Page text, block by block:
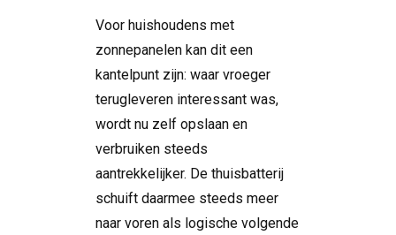
Voor huishoudens met
zonnepanelen kan dit een
kantelpunt zijn: waar vroeger
terugleveren interessant was,
wordt nu zelf opslaan en
verbruiken steeds
aantrekkelijker. De thuisbatterij
schuift daarmee steeds meer
naar voren als logische volgende